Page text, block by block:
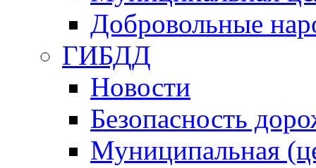
Добровольные
ГИБДД
Новости
Безопасность
Муниципальная